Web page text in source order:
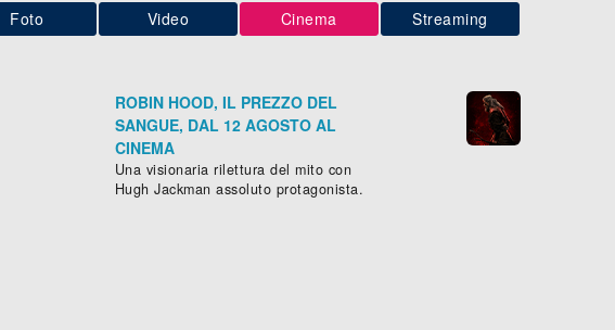
Foto Video Cinema Streaming
ROBIN HOOD, IL PREZZO DEL
SANGUE, DAL 12 AGOSTO AL
CINEMA
Una visionaria rilettura del mito con
Hugh Jackman assoluto protagonista.